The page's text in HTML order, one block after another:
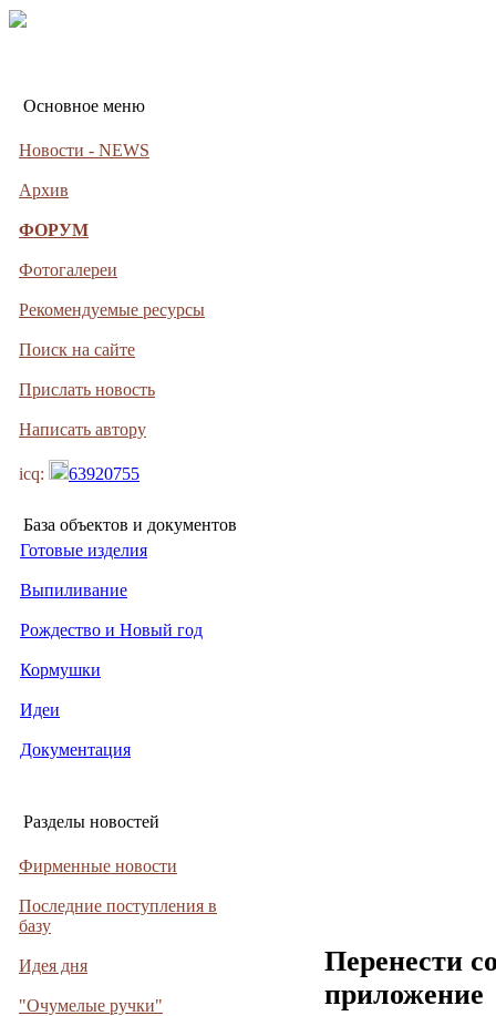
Основное меню
Новости - NEWS
Архив
ФОРУМ
Фотогалереи
Рекомендуемые ресурсы
Поиск на сайте
Прислать новость
Написать автору
icq: 63920755
База объектов и документов
Готовые изделия
Выпиливание
Рождество и Новый год
Кормушки
Идеи
Документация
Разделы новостей
Фирменные новости
Последние поступления в
базу
Идея дня
"Очумелые ручки"
Перенести
приложение